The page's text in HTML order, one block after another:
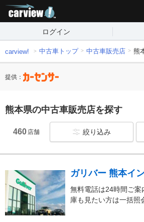
ログイン
carview! 中古車トップ 中古車販売店 熊
提供：
熊本県の中古車販売店を探す
460 店舗 絞り込み
ガリバー 熊本イ
無料電話は24時間ご
庫も見たい方は一括照